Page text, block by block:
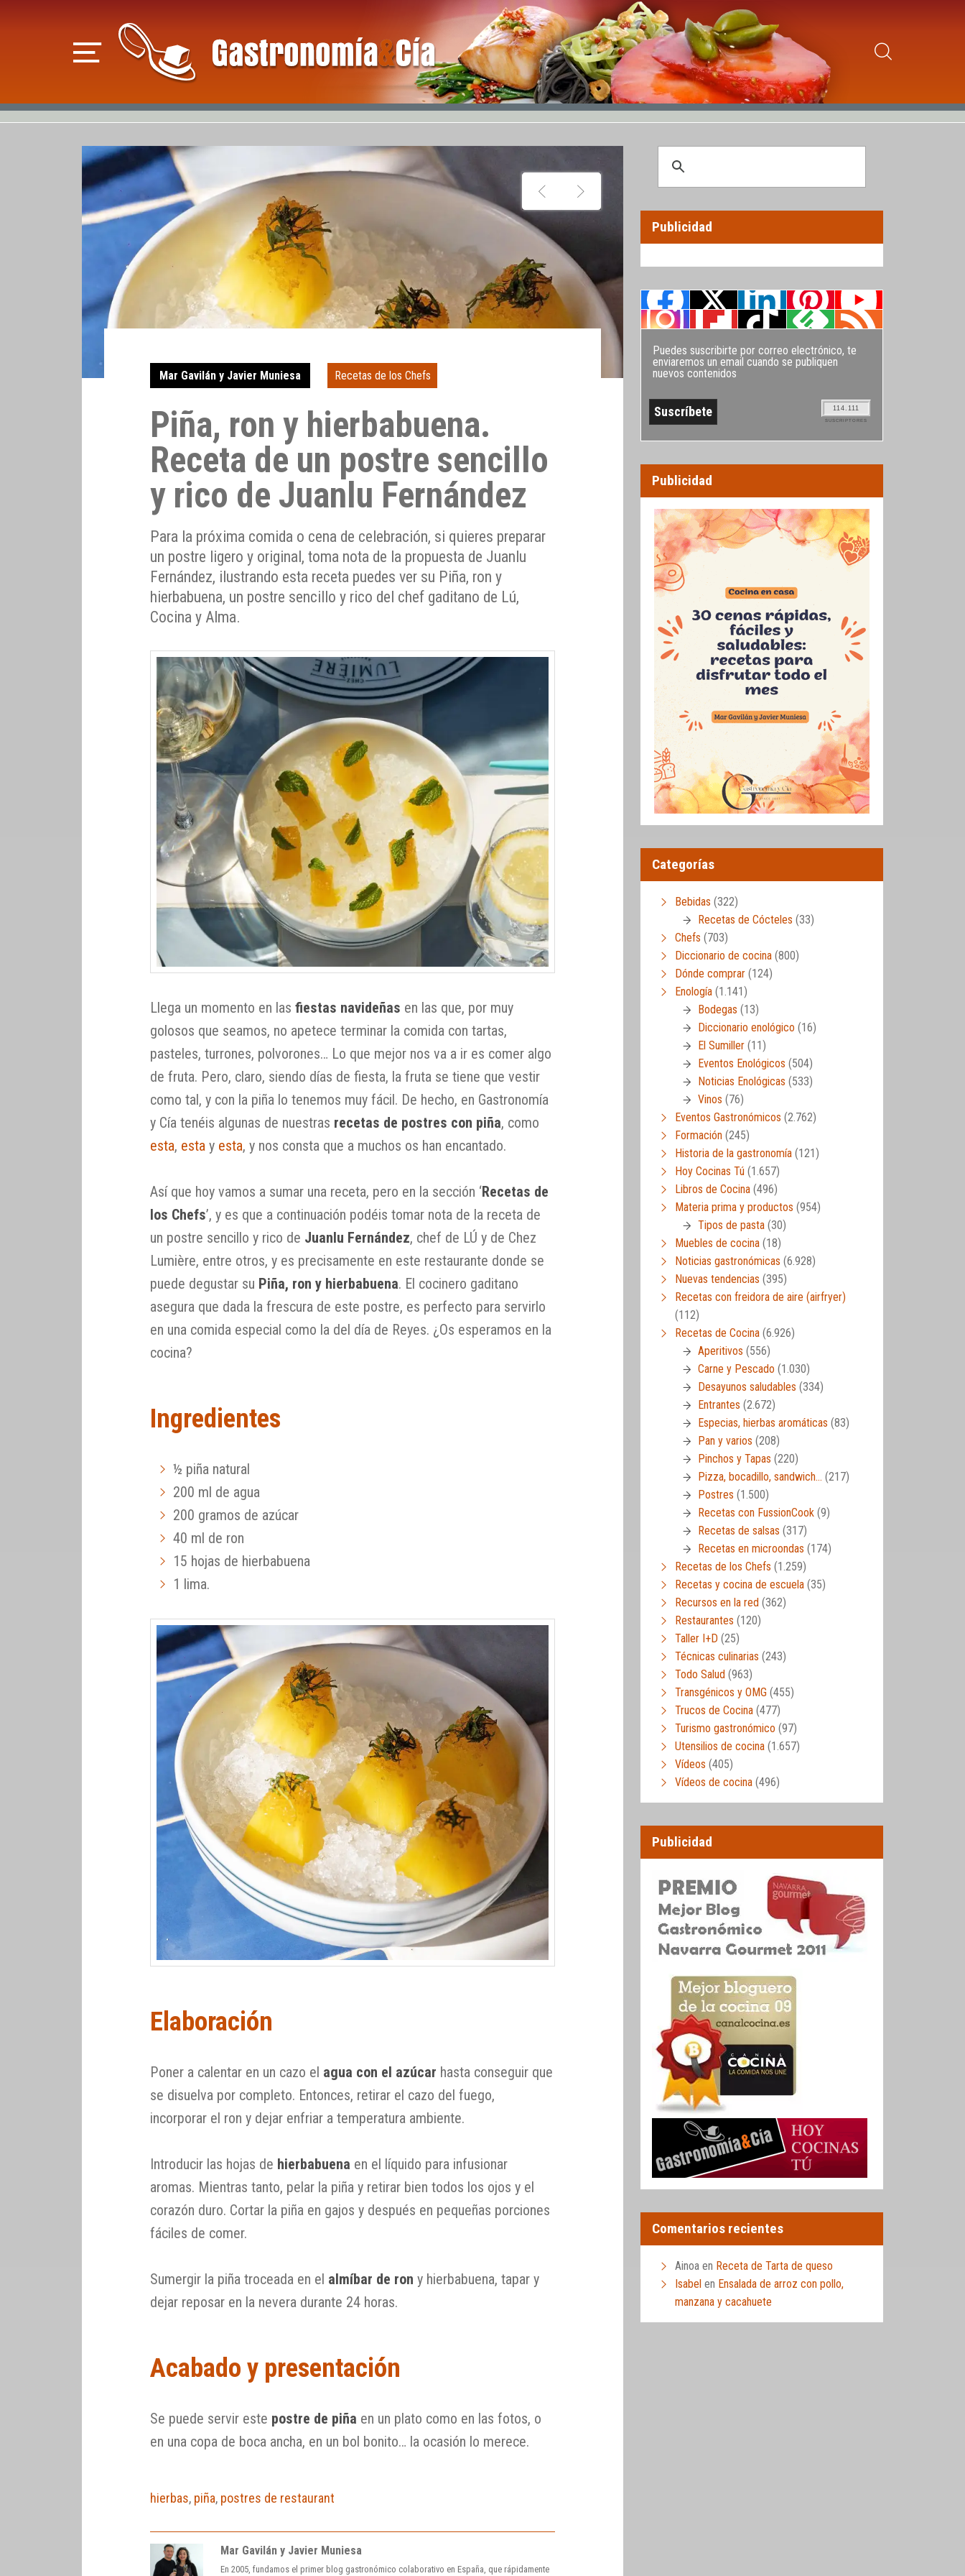
Mar Gavilán y Javier Muniesa Recetas de los Chefs
Piña, ron y hierbabuena.
Receta de un postre sencillo
y rico de Juanlu Fernández
Para la próxima comida o cena de celebración, si quieres preparar
un postre ligero y original, toma nota de la propuesta de Juanlu
Fernández, ilustrando esta receta puedes ver su Piña, ron y
hierbabuena, un postre sencillo y rico del chef gaditano de Lú,
Cocina y Alma.
Llega un momento en lasfiestas navideñas en las que, por muy
golosos que seamos, no apetece terminar la comida con tartas,
pasteles, turrones, polvorones… Lo que mejor nos va a ir es comer algo
de fruta. Pero, claro, siendo días de fiesta, la fruta se tiene que vestir
como tal, y con la piña lo tenemos muy fácil. De hecho, en Gastronomía
y Cía tenéis algunas de nuestras recetas de postres con piña, como
esta, esta y esta, y nos consta que a muchos os han encantado.
Así que hoy vamos a sumar una receta, pero en la sección ‘Recetas de
los Chefs’, y es que a continuación podéis tomar nota de la receta de
un postre sencillo y rico de Juanlu Fernández, chef de LÚ y de Chez
Lumière, entre otros, y es precisamente en este restaurante donde se
puede degustar su Piña, ron y hierbabuena. El cocinero gaditano
asegura que dada la frescura de este postre, es perfecto para servirlo
en una comida especial como la del día de Reyes. ¿Os esperamos en la
cocina?
Ingredientes
½ piña natural
200 ml de agua
200 gramos de azúcar
40 ml de ron
15 hojas de hierbabuena
1 lima.
Elaboración
Poner a calentar en un cazo el agua con el azúcar hasta conseguir que
se disuelva por completo. Entonces, retirar el cazo del fuego,
incorporar el ron y dejar enfriar a temperatura ambiente.
Introducir las hojas de hierbabuena en el líquido para infusionar
aromas. Mientras tanto, pelar la piña y retirar bien todos los ojos y el
corazón duro. Cortar la piña en gajos y después en pequeñas porciones
fáciles de comer.
Sumergir la piña troceada en el almíbar de ron y hierbabuena, tapar y
dejar reposar en la nevera durante 24 horas.
Acabado y presentación
Se puede servir este postre de piña en un plato como en las fotos, o
en una copa de boca ancha, en un bol bonito… la ocasión lo merece.
hierbas, piña, postres de restaurant
Mar Gavilán y Javier Muniesa
En 2005, fundamos el primer blog gastronómico colaborativo en España, que rápidamente
Publicidad
Puedes suscribirte por correo electrónico, te
enviaremos un email cuando se publiquen
nuevos contenidos
114.111
SUSCRIPTORES
Publicidad
Categorías
Bebidas (322)
Recetas de Cócteles (33)
Chefs (703)
Diccionario de cocina (800)
Dónde comprar (124)
Enología (1.141)
Bodegas (13)
Diccionario enológico (16)
El Sumiller (11)
Eventos Enológicos (504)
Noticias Enológicas (533)
Vinos (76)
Eventos Gastronómicos (2.762)
Formación (245)
Historia de la gastronomía (121)
Hoy Cocinas Tú (1.657)
Libros de Cocina (496)
Materia prima y productos (954)
Tipos de pasta (30)
Muebles de cocina (18)
Noticias gastronómicas (6.928)
Nuevas tendencias (395)
Recetas con freidora de aire (airfryer)
(112)
Recetas de Cocina (6.926)
Aperitivos (556)
Carne y Pescado (1.030)
Desayunos saludables (334)
Entrantes (2.672)
Especias, hierbas aromáticas (83)
Pan y varios (208)
Pinchos y Tapas (220)
Pizza, bocadillo, sandwich… (217)
Postres (1.500)
Recetas con FussionCook (9)
Recetas de salsas (317)
Recetas en microondas (174)
Recetas de los Chefs (1.259)
Recetas y cocina de escuela (35)
Recursos en la red (362)
Restaurantes (120)
Taller I+D (25)
Técnicas culinarias (243)
Todo Salud (963)
Transgénicos y OMG (455)
Trucos de Cocina (477)
Turismo gastronómico (97)
Utensilios de cocina (1.657)
Vídeos (405)
Vídeos de cocina (496)
Publicidad
Comentarios recientes
Ainoa en Receta de Tarta de queso
Isabel en Ensalada de arroz con pollo,
manzana y cacahuete